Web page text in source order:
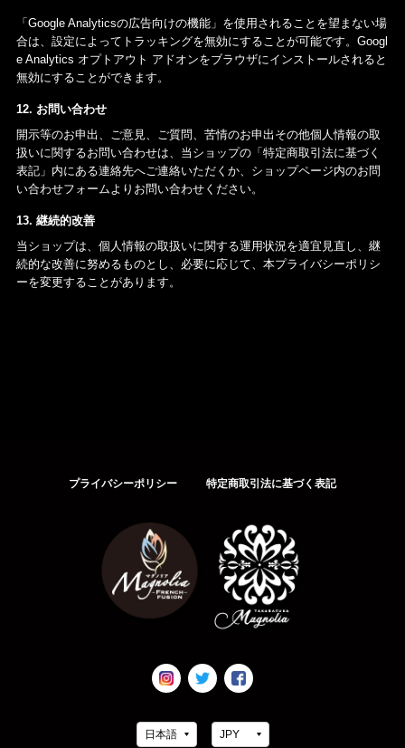
「Google Analyticsの広告向けの機能」を使用されることを望まない場
合は、設定によってトラッキングを無効にすることが可能です。Googl
e Analytics オプトアウト アドオンをブラウザにインストールされると
無効にすることができます。
12. お問い合わせ
開示等のお申出、ご意見、ご質問、苦情のお申出その他個人情報の取
扱いに関するお問い合わせは、当ショップの「特定商取引法に基づく
表記」内にある連絡先へご連絡いただくか、ショップページ内のお問
い合わせフォームよりお問い合わせください。
13. 継続的改善
当ショップは、個人情報の取扱いに関する運用状況を適宜見直し、継
続的な改善に努めるものとし、必要に応じて、本プライバシーポリシ
ーを変更することがあります。
プライバシーポリシー 特定商取引法に基づく表記